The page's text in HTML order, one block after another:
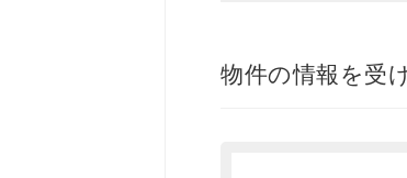
物件の情報を受